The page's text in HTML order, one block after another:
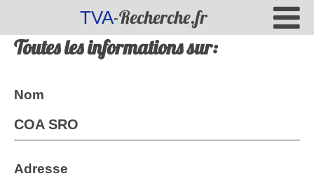
TVA-Recherche.fr
Toutes les informations sur:
Nom
COA SRO
Adresse